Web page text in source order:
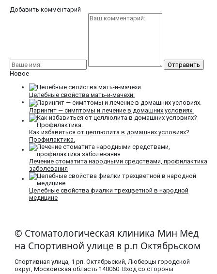
Добавить комментарий
Новое
Целебные свойства мать-и-мачехи.
Ларингит — симптомы и лечение в домашних условиях.
Как избавиться от целлюлита в домашних условиях?
Профилактика.
Лечение стоматита народными средствами, профилактика
заболевания
Целебные свойства фиалки трехцветной в народной
медицине
© Стоматологическая клиника Мин Мед
на Спортивной улице в р.п Октябрьском
Спортивная улица, 1 рп. Октябрьский, Люберцы городской
округ, Московская область​ 140060. Вход со стороны